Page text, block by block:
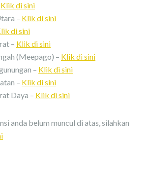
Klik di sini
– Klik di sini
di sini
– Klik di sini
(Meepago) – Klik di sini
– Klik di sini
– Klik di sini
Daya – Klik di sini
anda belum muncul di atas, silahkan